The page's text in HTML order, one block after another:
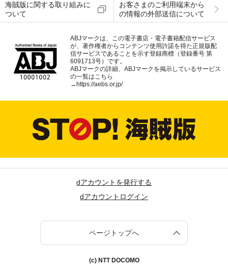
海賊版に関する取り組みに
ついて
お客さまのご利用端末から
の情報の外部送信について
ABJマークは、この電子書店・電子書籍配信サービス
が、著作権者からコンテンツ使用許諾を得た正規版配
信サービスであることを示す登録商標（登録番号 第
6091713号）です。
ABJマークの詳細、ABJマークを掲示しているサービス
の一覧はこちら
→ https://aebs.or.jp/
dアカウントを発行する
dアカウントログイン
ページトップへ
(c) NTT DOCOMO